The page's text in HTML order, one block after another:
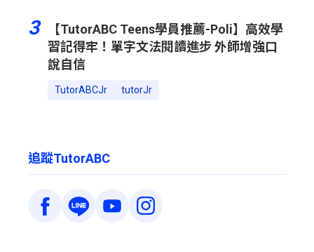
3
【TutorABC Teens學員推薦-Poli】高效學
習記得牢！單字文法閱讀進步 外師增強口
說自信
TutorABCJr tutorJr
追蹤TutorABC